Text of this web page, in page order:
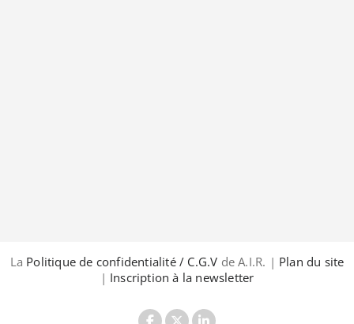
La Politique de confidentialité / C.G.V de A.I.R. | Plan du site
| Inscription à la newsletter